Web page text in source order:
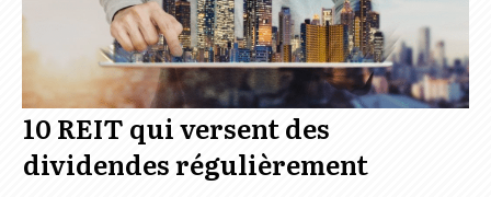
10 REIT qui versent des
dividendes régulièrement